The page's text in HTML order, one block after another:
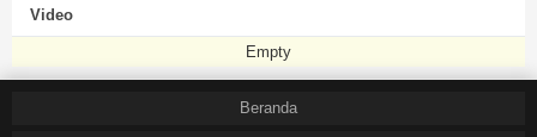
Video
Empty
Beranda